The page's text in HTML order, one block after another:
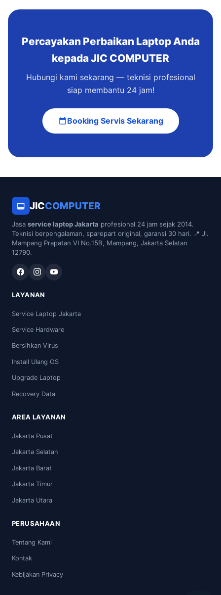
Percayakan Perbaikan Laptop Anda
kepada JIC COMPUTER
Hubungi kami sekarang — teknisi profesional
siap membantu 24 jam!
Booking Servis Sekarang
JICCOMPUTER
Jasa service laptop Jakarta profesional 24 jam sejak 2014.
Teknisi berpengalaman, sparepart original, garansi 30 hari. 📍 Jl.
Mampang Prapatan VI No.15B, Mampang, Jakarta Selatan
12790.
LAYANAN
Service Laptop Jakarta
Service Hardware
Bersihkan Virus
Install Ulang OS
Upgrade Laptop
Recovery Data
AREA LAYANAN
Jakarta Pusat
Jakarta Selatan
Jakarta Barat
Jakarta Timur
Jakarta Utara
PERUSAHAAN
Tentang Kami
Kontak
Kebijakan Privacy